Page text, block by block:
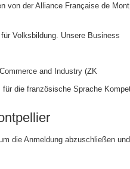
von der Alliance Française de
Volksbildung. Unsere Business
and Industry (ZK
die französische Sprache
die Anmeldung abzuschließen